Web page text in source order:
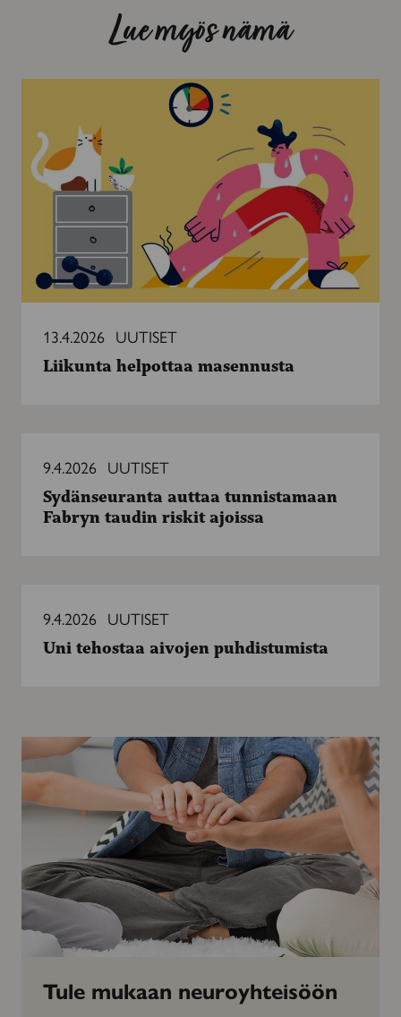
Lue myös nämä
masennusta
13.4.2026 UUTISET
Liikunta helpottaa masennusta
auttaa
tunnistamaan
Fabryn
taudin
9.4.2026 UUTISET
Sydänseuranta auttaa tunnistamaan
Fabryn taudin riskit ajoissa
tehostaa
aivojen
puhdistumista
9.4.2026 UUTISET
Uni tehostaa aivojen puhdistumista
Tule mukaan neuroyhteisöön